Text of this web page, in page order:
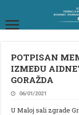
POTPISAN
IZMEĐU
GORAŽDA
06/01/2021
U Maloj sali zgrade